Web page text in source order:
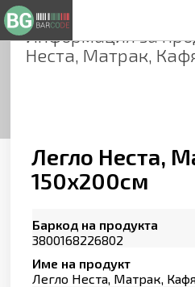
Информация за
Неста, Матрак,
Легло Неста,
150х200см
Баркод на продукта
3800168226802
Име на продукт
Легло Неста, Матрак,
Общи